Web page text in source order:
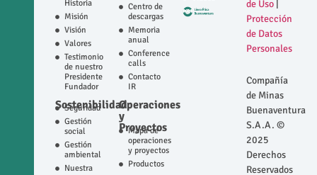
Historia
Misión
Visión
Valores
Testimonio
de nuestro
Presidente
Fundador
Sostenibilidad
Seguridad
Gestión
social
Gestión
ambiental
Nuestra
Centro de
descargas
Memoria
anual
Conference
calls
Contacto
IR
Operaciones
y
Proyectos
Mapa de
operaciones
y proyectos
Productos
de Uso
Protección
de Datos
Personales
Compañía
de Minas
Buenaventura
S.A.A. ©
2025
Derechos
Reservados